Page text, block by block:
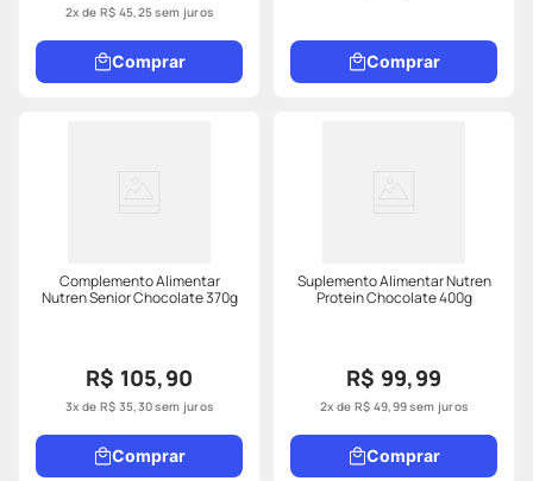
2x de R$ 45,25sem juros
Comprar Comprar
Complemento Alimentar
Nutren Senior Chocolate 370g
R$ 105,90
3x de R$ 35,30sem juros
Comprar
Suplemento Alimentar Nutren
Protein Chocolate 400g
R$ 99,99
2x de R$ 49,99sem juros
Comprar